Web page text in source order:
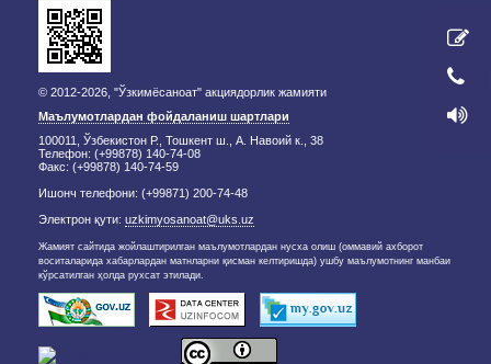
© 2012-2026, "Ўзкимёсаноат" акциядорлик жамияти
Маълумотлардан фойдаланиш шартлари
100011, Ўзбекистон Р., Тошкент ш., А. Навоий к., 38
Телефон: (+99878) 140-74-08
Факс: (+99878) 140-74-59
Ишонч телефони: (+99871) 200-74-48
Электрон қути: uzkimyosanoat@uks.uz
Жамият сайтида жойлаштирилган маълумотлардан нусха олиш (оммавий ахборот
воситаларида хабарлардан матнларни қисман келтиришда) ушбу маълумотнинг манбаи
кўрсатилган ҳолда рухсат этилади.